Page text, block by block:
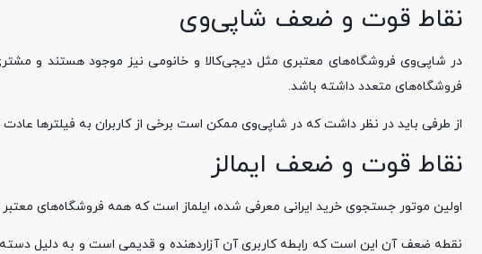
نقاط قوت و ضعف شاپی‌وی
در شاپی‌وی فروشگاه‌های معتبری مثل دیجی‌کالا و خانومی نیز موجود هستند و
فروشگاه‌های متعدد داشته باشد.
از طرفی باید در نظر داشت که در شاپی‌وی ممکن است برخی از کاربران به فیلترها
نقاط قوت و ضعف ایمالز
اولین موتور جستجوی خرید ایرانی معرفی شده، ایلماز است که همه فروشگاه‌های معتبر
نقطه ضعف آن این است که رابطه کاربری آن آزاردهنده و قدیمی است و به دلیل